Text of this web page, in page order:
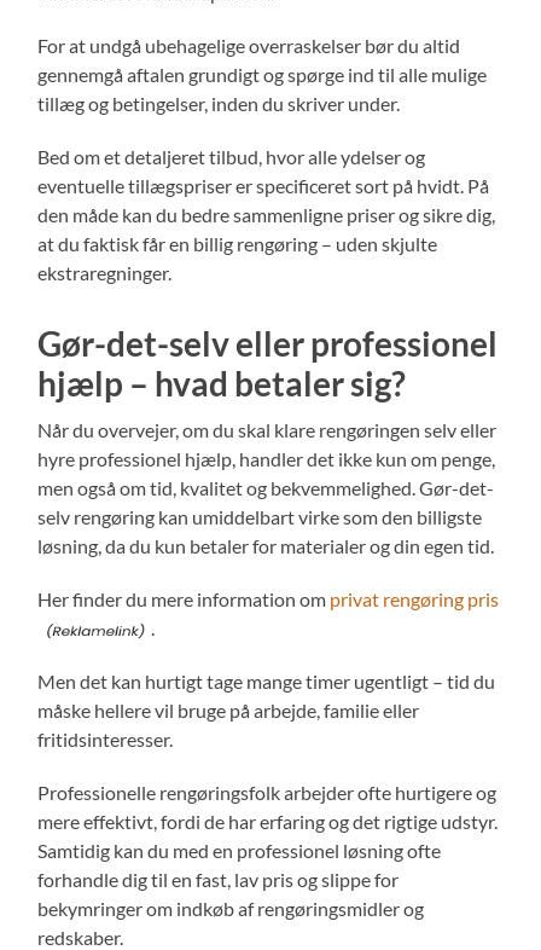
For at undgå ubehagelige overraskelser bør du altid
gennemgå aftalen grundigt og spørge ind til alle mulige
tillæg og betingelser, inden du skriver under.
Bed om et detaljeret tilbud, hvor alle ydelser og
eventuelle tillægspriser er specificeret sort på hvidt. På
den måde kan du bedre sammenligne priser og sikre dig,
at du faktisk får en billig rengøring – uden skjulte
ekstraregninger.
Gør-det-selv eller professionel
hjælp – hvad betaler sig?
Når du overvejer, om du skal klare rengøringen selv eller
hyre professionel hjælp, handler det ikke kun om penge,
men også om tid, kvalitet og bekvemmelighed. Gør-det-
selv rengøring kan umiddelbart virke som den billigste
løsning, da du kun betaler for materialer og din egen tid.
Her finder du mere information om privat rengøring pris
Men det kan hurtigt tage mange timer ugentligt – tid du
måske hellere vil bruge på arbejde, familie eller
fritidsinteresser.
Professionelle rengøringsfolk arbejder ofte hurtigere og
mere effektivt, fordi de har erfaring og det rigtige udstyr.
Samtidig kan du med en professionel løsning ofte
forhandle dig til en fast, lav pris og slippe for
bekymringer om indkøb af rengøringsmidler og
redskaber.